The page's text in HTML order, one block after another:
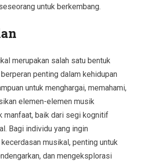
untuk berkembang.
merupakan salah satu bentuk
penting dalam kehidupan
untuk menghargai, memahami,
elemen-elemen musik
manfaat, baik dari segi kognitif
Bagi individu yang ingin
musikal, penting untuk
dan mengeksplorasi